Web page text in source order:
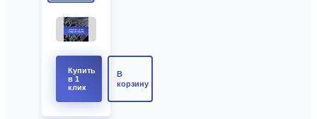
Купить
в 1
клик
В
корзину